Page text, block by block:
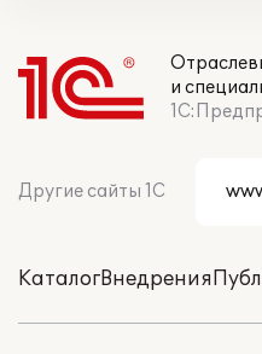
и
Другие сайты 1С
КаталогВнедрения